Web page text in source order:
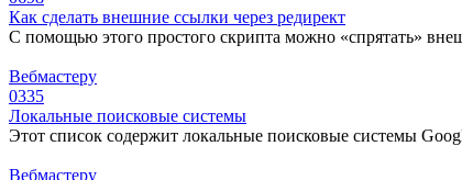
Как сделать внешние ссылки через редирект
С помощью этого простого скрипта можно «спрятать»
Вебмастеру
0335
Локальные поисковые системы
Этот список содержит локальные поисковые системы
Вебмастеру